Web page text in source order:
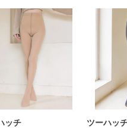
ッチ ツーハッ